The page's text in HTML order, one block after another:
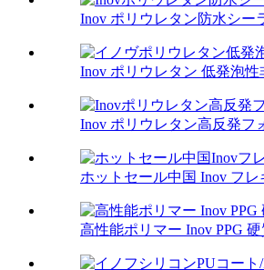
Inov ポリウレタン防水シー
Inov ポリウレタン 低発泡
Inov ポリウレタン高反発フ
ホットセール中国 Inov フ
高性能ポリマー Inov PPG